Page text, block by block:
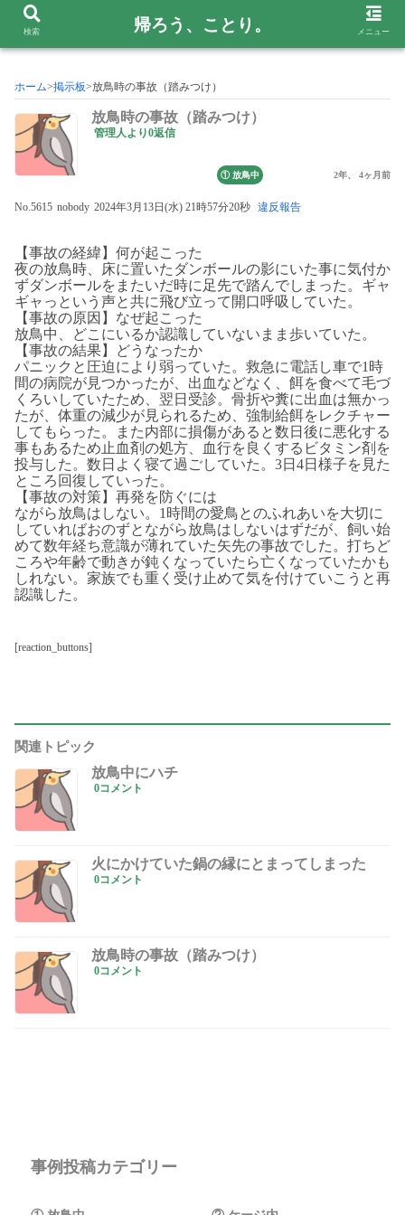
>掲示板>放鳥時の事故（踏みつけ）
放鳥時の事故（踏みつけ）
管理人より0返信
① 放鳥中 2年、 4ヶ月前
No.5615 nobody 2024年3月13日(水) 21時57分20秒 違反報告
【事故の経緯】何が起こった
夜の放鳥時、床に置いたダンボールの影にいた事に気付か
ずダンボールをまたいだ時に足先で踏んでしまった。ギャ
ギャっという声と共に飛び立って開口呼吸していた。
【事故の原因】なぜ起こった
放鳥中、どこにいるか認識していないまま歩いていた。
【事故の結果】どうなったか
パニックと圧迫により弱っていた。救急に電話し車で1時
間の病院が見つかったが、出血などなく、餌を食べて毛づ
くろいしていたため、翌日受診。骨折や糞に出血は無かっ
たが、体重の減少が見られるため、強制給餌をレクチャー
してもらった。また内部に損傷があると数日後に悪化する
事もあるため止血剤の処方、血行を良くするビタミン剤を
投与した。数日よく寝て過ごしていた。3日4日様子を見た
ところ回復していった。
【事故の対策】再発を防ぐには
ながら放鳥はしない。1時間の愛鳥とのふれあいを大切に
していればおのずとながら放鳥はしないはずだが、飼い始
めて数年経ち意識が薄れていた矢先の事故でした。打ちど
ころや年齢で動きが鈍くなっていたら亡くなっていたかも
しれない。家族でも重く受け止めて気を付けていこうと再
認識した。
[reaction_buttons]
関連トピック
放鳥中にハチ
0コメント
火にかけていた鍋の縁にとまってしまった
0コメント
放鳥時の事故（踏みつけ）
0コメント
事例投稿カテゴリー
検索 帰ろう、ことり。 メニュー